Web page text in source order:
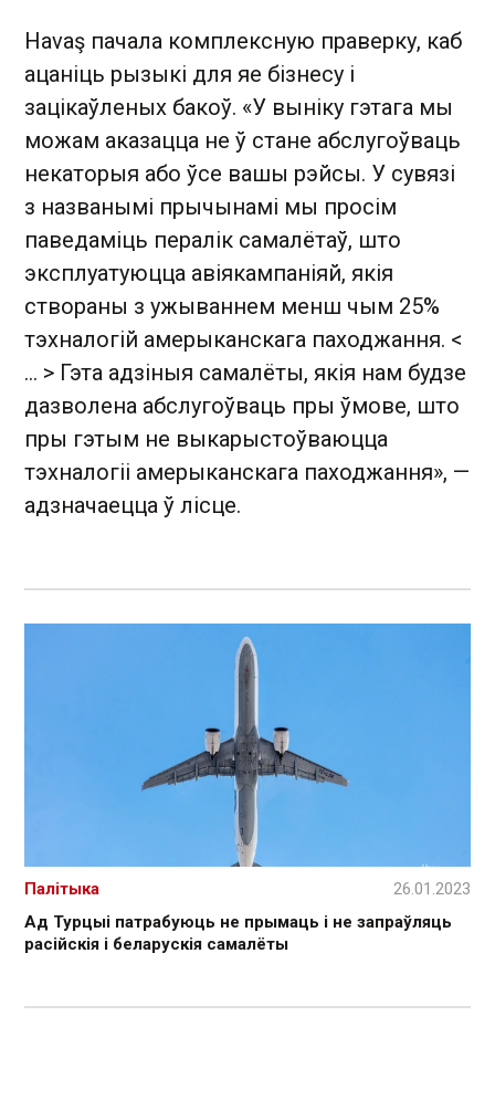
Havaş пачала комплексную праверку, каб
ацаніць рызыкі для яе бізнесу і
зацікаўленых бакоў. «У выніку гэтага мы
можам аказацца не ў стане абслугоўваць
некаторыя або ўсе вашы рэйсы. У сувязі
з названымі прычынамі мы просім
паведаміць пералік самалётаў, што
эксплуатуюцца авіякампаніяй, якія
створаны з ужываннем менш чым 25%
тэхналогій амерыканскага паходжання. <
... > Гэта адзіныя самалёты, якія нам будзе
дазволена абслугоўваць пры ўмове, што
пры гэтым не выкарыстоўваюцца
тэхналогіі амерыканскага паходжання», —
адзначаецца ў лісце.
Ад Турцыі патрабуюць не прымаць і не запраўляць
расійскія і беларускія самалёты
Палітыка 26.01.2023